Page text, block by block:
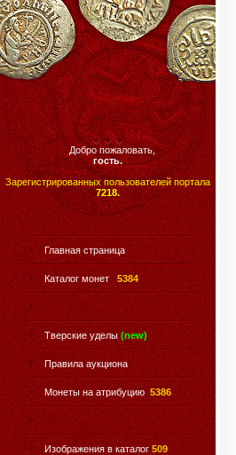
Добро пожаловать,
гость.
Зарегистрированных пользователей портала
7218.
Главная страница
Каталог монет 5384
Тверские уделы (new)
Правила аукциона
Монеты на атрибуцию 5386
Изображения в каталог 509